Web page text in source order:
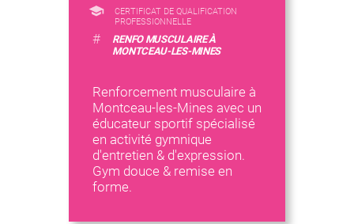
CERTIFICAT DE QUALIFICATION
PROFESSIONNELLE
#
RENFO MUSCULAIRE À
MONTCEAU-LES-MINES
Renforcement musculaire à
Montceau-les-Mines avec un
éducateur sportif spécialisé
en activité gymnique
d'entretien & d'expression.
Gym douce & remise en
forme.